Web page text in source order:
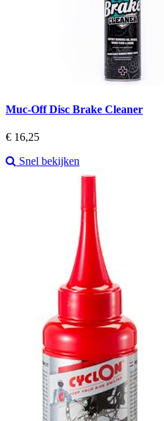
Muc-Off Disc Brake Cleaner
Prijs
€ 16,25
Snel bekijken